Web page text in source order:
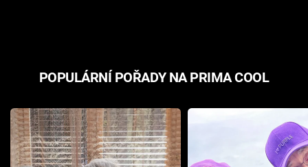
POPULÁRNÍ POŘADY NA PRIMA COOL